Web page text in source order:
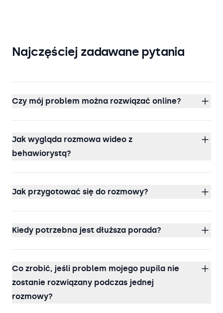
Najczęściej zadawane pytania
Czy mój problem można rozwiązać online?
Jak wygląda rozmowa wideo z
behawiorystą?
Jak przygotować się do rozmowy?
Kiedy potrzebna jest dłuższa porada?
Co zrobić, jeśli problem mojego pupila nie
zostanie rozwiązany podczas jednej
rozmowy?